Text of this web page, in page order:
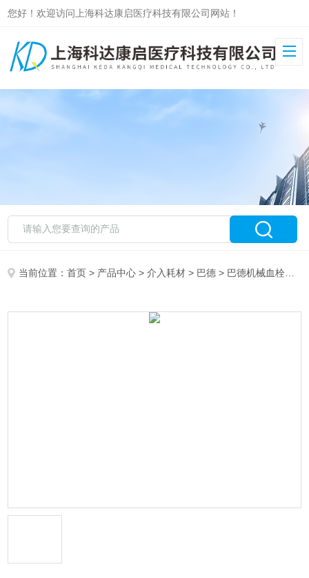
您好！欢迎访问上海科达康启医疗科技有限公司网站！
当前位置：首页 > 产品中心 >介入耗材 > 巴德 > 巴德机械血栓切除系统。